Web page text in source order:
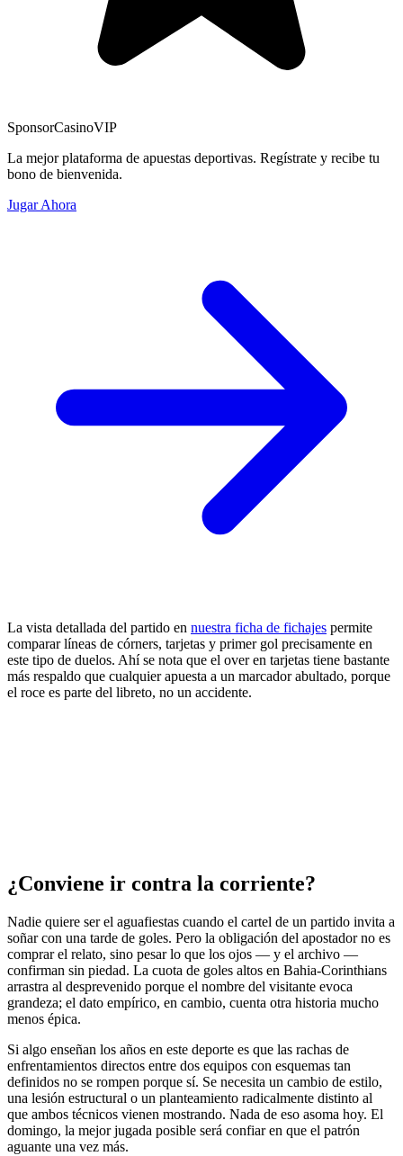
SponsorCasinoVIP
La mejor plataforma de apuestas deportivas. Regístrate y recibe tu
bono de bienvenida.
Jugar Ahora
La vista detallada del partido en nuestra ficha de fichajes permite
comparar líneas de córners, tarjetas y primer gol precisamente en
este tipo de duelos. Ahí se nota que el over en tarjetas tiene bastante
más respaldo que cualquier apuesta a un marcador abultado, porque
el roce es parte del libreto, no un accidente.
¿Conviene ir contra la corriente?
Nadie quiere ser el aguafiestas cuando el cartel de un partido invita a
soñar con una tarde de goles. Pero la obligación del apostador no es
comprar el relato, sino pesar lo que los ojos — y el archivo —
confirman sin piedad. La cuota de goles altos en Bahia-Corinthians
arrastra al desprevenido porque el nombre del visitante evoca
grandeza; el dato empírico, en cambio, cuenta otra historia mucho
menos épica.
Si algo enseñan los años en este deporte es que las rachas de
enfrentamientos directos entre dos equipos con esquemas tan
definidos no se rompen porque sí. Se necesita un cambio de estilo,
una lesión estructural o un planteamiento radicalmente distinto al
que ambos técnicos vienen mostrando. Nada de eso asoma hoy. El
domingo, la mejor jugada posible será confiar en que el patrón
aguante una vez más.